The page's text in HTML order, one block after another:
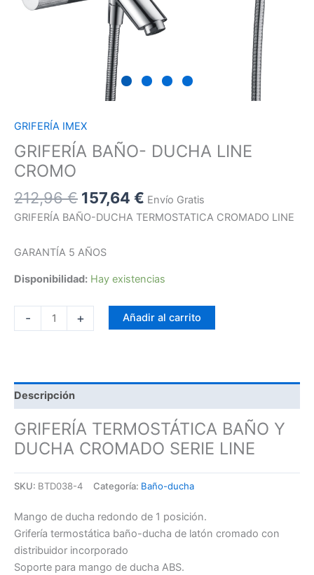
GRIFERÍA IMEX
GRIFERÍA BAÑO- DUCHA LINE
CROMO
212,96€ 157,64 € Envío Gratis
GRIFERÍA BAÑO-DUCHA TERMOSTATICA CROMADO LINE
GARANTÍA 5 AÑOS
Disponibilidad: Hay existencias
- + Añadir al carrito
Descripción
GRIFERÍA TERMOSTÁTICA BAÑO Y
DUCHA CROMADO SERIE LINE
SKU: BTD038-4 Categoría: Baño-ducha
Mango de ducha redondo de 1 posición.
Grifería termostática baño-ducha de latón cromado con
distribuidor incorporado
Soporte para mango de ducha ABS.